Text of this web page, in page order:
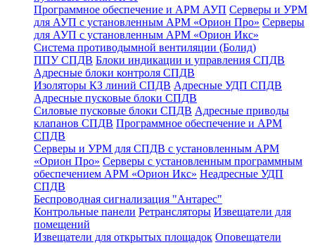
Программное обеспечение и АРМ АУП Серверы и УРМ
для АУП с установленным АРМ «Орион Про» Серверы
для АУП с установленным АРМ «Орион Икс»
Система противодымной вентиляции (Болид)
ППУ СПДВ Блоки индикации и управления СПДВ
Адресные блоки контроля СПДВ
Изоляторы КЗ линий СПДВ Адресные УДП СПДВ
Адресные пусковые блоки СПДВ
Силовые пусковые блоки СПДВ Адресные приводы
клапанов СПДВ Программное обеспечение и АРМ
СПДВ
Серверы и УРМ для СПДВ с установленным АРМ
«Орион Про» Серверы с установленным программным
обеспечением АРМ «Орион Икс» Неадресные УДП
СПДВ
Беспроводная сигнализация "Антарес"
Контрольные панели Ретрансляторы Извещатели для
помещений
Извещатели для открытых площадок Оповещатели